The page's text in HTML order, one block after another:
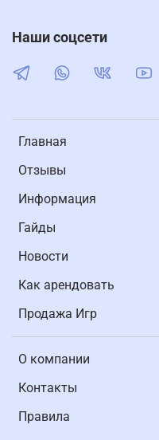
Главная
Отзывы
Информация
Гайды
Новости
Как арендовать
Продажа Игр
О компании
Контакты
Правила
Наши соцсети